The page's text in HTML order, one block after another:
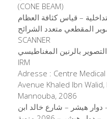
(CONE BEAM)
– قياس كثافة العظام
المقطعي متعدد الشرائح
SCANNER
التصوير بالرنين المغناطيسي
IRM
Adresse : Centre
Avenue Khaled Ibn Walid,
Mannouba, 2086
هيشر – شارع خالد ابن